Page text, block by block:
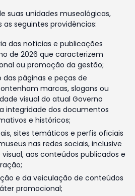
suas unidades museológicas,
as seguintes providências:
das notícias e publicações
de 2026 que caracterizem
ou promoção da gestão;
páginas e peças de
marcas, slogans ou
visual do atual Governo
integridade dos documentos
e históricos;
sites temáticos e perfis oficiais
nas redes sociais, inclusive
aos conteúdos publicados e
e da veiculação de conteúdos
promocional;